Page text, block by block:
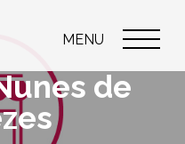
MENU
de